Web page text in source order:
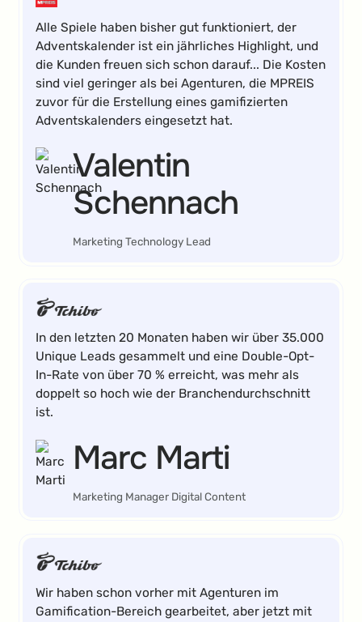
Alle Spiele haben bisher gut funktioniert, der
Adventskalender ist ein jährliches Highlight, und
die Kunden freuen sich schon darauf... Die Kosten
sind viel geringer als bei Agenturen, die MPREIS
zuvor für die Erstellung eines gamifizierten
Adventskalenders eingesetzt hat.
Valentin
Schennach
Marketing Technology Lead
In den letzten 20 Monaten haben wir über 35.000
Unique Leads gesammelt und eine Double-Opt-
In-Rate von über 70 % erreicht, was mehr als
doppelt so hoch wie der Branchendurchschnitt
ist.
Marc Marti
Marketing Manager Digital Content
Wir haben schon vorher mit Agenturen im
Gamification-Bereich gearbeitet, aber jetzt mit